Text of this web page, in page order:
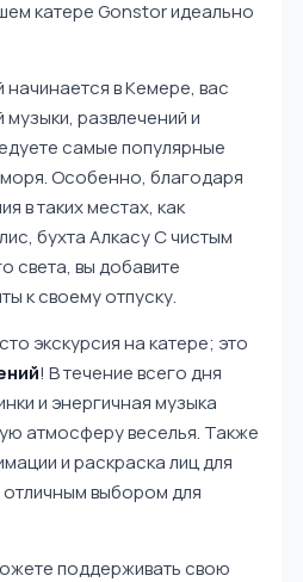
катере Gonstor идеально
в Кемере, вас
развлечений и
самые популярные
Особенно, благодаря
в таких местах, как
бухта Алкасу С чистым
света, вы добавите
к своему отпуску.
экскурсия на катере; это
! В течение всего дня
и энергичная музыка
атмосферу веселья. Также
и раскраска лиц для
отличным выбором для
поддерживать свою